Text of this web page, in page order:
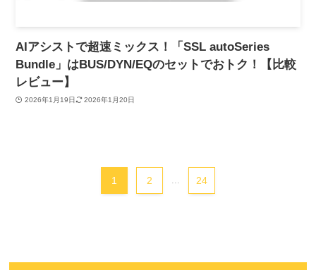
AIアシストで超速ミックス！「SSL autoSeries
Bundle」はBUS/DYN/EQのセットでおトク！【比較
レビュー】
2026年1月19日 2026年1月20日
1 2 ... 24